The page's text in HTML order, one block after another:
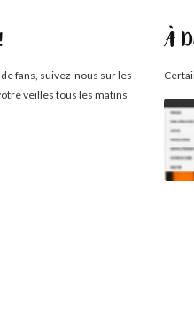
fans, suivez-nous sur les
veilles tous les matins
À